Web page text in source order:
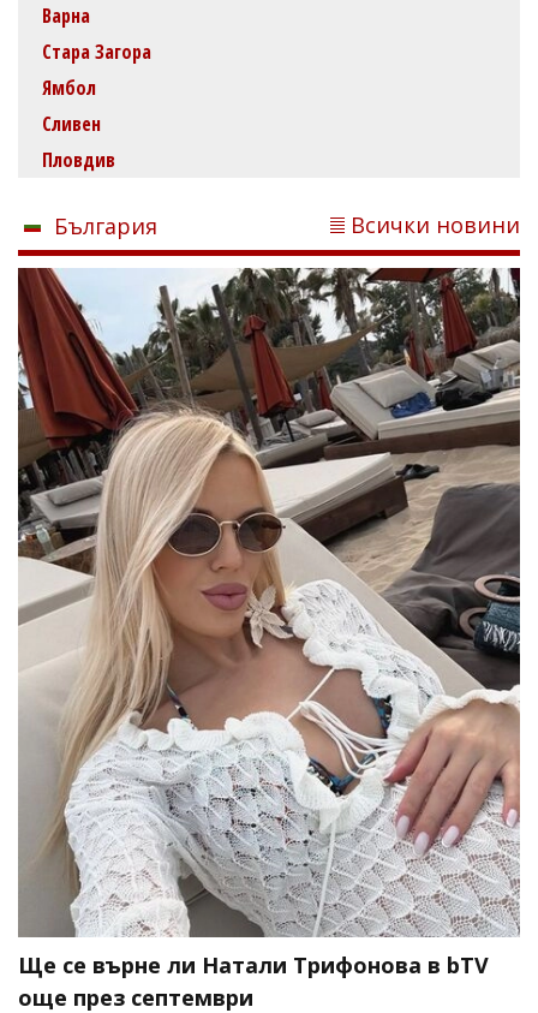
Варна
Стара Загора
Ямбол
Сливен
Пловдив
България Всички новини
Ще се върне ли Натали Трифонова в bTV
още през септември